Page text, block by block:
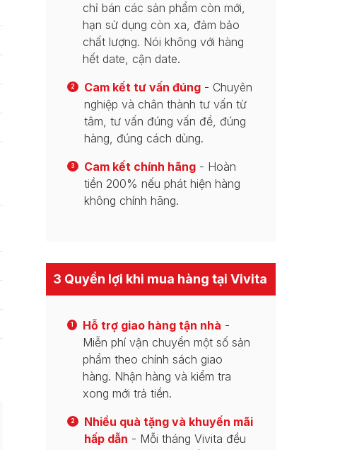
chỉ bán các sản phẩm còn mới,
hạn sử dụng còn xa, đảm bảo
chất lượng. Nói không với hàng
hết date, cận date.
2 Cam kết tư vấn đúng - Chuyên
nghiệp và chân thành tư vấn từ
tâm, tư vấn đúng vấn đề, đúng
hàng, đúng cách dùng.
3 Cam kết chính hãng - Hoàn
tiền 200% nếu phát hiện hàng
không chính hãng.
3 Quyền lợi khi mua hàng tại Vivita
1 Hỗ trợ giao hàng tận nhà -
Miễn phí vận chuyển một số sản
phẩm theo chính sách giao
hàng. Nhận hàng và kiểm tra
xong mới trả tiền.
2
Nhiều quà tặng và khuyến mãi
hấp dẫn - Mỗi tháng Vivita đều